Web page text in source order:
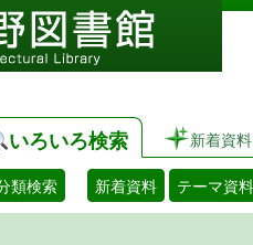
いろいろ検索 新着資料
類検索 新着資料 テーマ資料